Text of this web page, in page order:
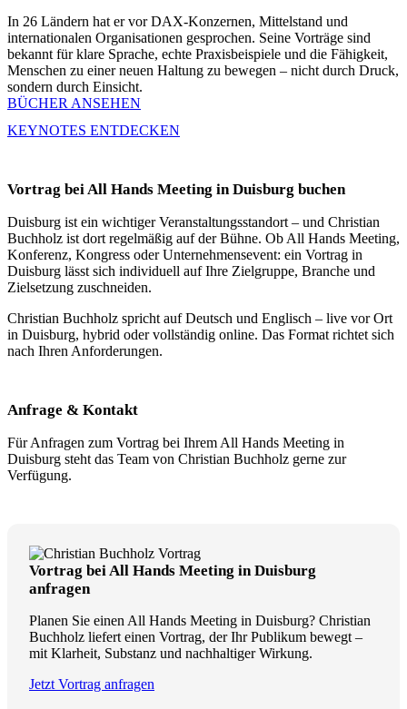
In 26 Ländern hat er vor DAX-Konzernen, Mittelstand und
internationalen Organisationen gesprochen. Seine Vorträge sind
bekannt für klare Sprache, echte Praxisbeispiele und die Fähigkeit,
Menschen zu einer neuen Haltung zu bewegen – nicht durch Druck,
sondern durch Einsicht.
BÜCHER ANSEHEN
KEYNOTES ENTDECKEN
Vortrag bei All Hands Meeting in Duisburg buchen
Duisburg ist ein wichtiger Veranstaltungsstandort – und Christian
Buchholz ist dort regelmäßig auf der Bühne. Ob All Hands Meeting,
Konferenz, Kongress oder Unternehmensevent: ein Vortrag in
Duisburg lässt sich individuell auf Ihre Zielgruppe, Branche und
Zielsetzung zuschneiden.
Christian Buchholz spricht auf Deutsch und Englisch – live vor Ort
in Duisburg, hybrid oder vollständig online. Das Format richtet sich
nach Ihren Anforderungen.
Anfrage & Kontakt
Für Anfragen zum Vortrag bei Ihrem All Hands Meeting in
Duisburg steht das Team von Christian Buchholz gerne zur
Verfügung.
Vortrag bei All Hands Meeting in Duisburg
anfragen
Planen Sie einen All Hands Meeting in Duisburg? Christian
Buchholz liefert einen Vortrag, der Ihr Publikum bewegt –
mit Klarheit, Substanz und nachhaltiger Wirkung.
Jetzt Vortrag anfragen